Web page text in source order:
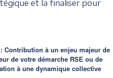
et la finaliser pour
Contribution à un enjeu majeur de
de votre démarche RSE ou de
à une dynamique collective